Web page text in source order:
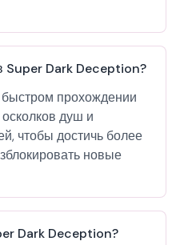
Super Dark Deception?
прохождении
душ и
чтобы достичь более
новые
Dark Deception?